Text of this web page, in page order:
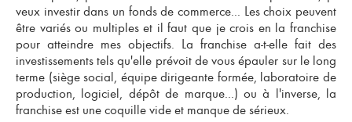
veux investir dans un fonds de commerce... Les choix peuvent
être variés ou multiples et il faut que je crois en la franchise
pour atteindre mes objectifs. La franchise a-t-elle fait des
investissements tels qu'elle prévoit de vous épauler sur le long
terme (siège social, équipe dirigeante formée, laboratoire de
production, logiciel, dépôt de marque...) ou à l'inverse, la
franchise est une coquille vide et manque de sérieux.